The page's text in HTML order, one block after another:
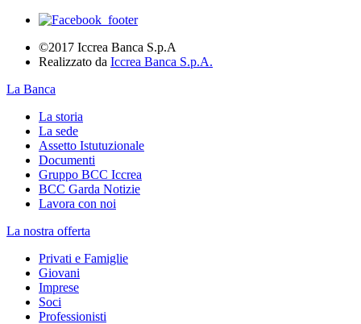
©2017 Iccrea Banca S.p.A
Realizzato da Iccrea Banca S.p.A.
La Banca
La storia
La sede
Assetto Istutuzionale
Documenti
Gruppo BCC Iccrea
BCC Garda Notizie
Lavora con noi
La nostra offerta
Privati e Famiglie
Giovani
Imprese
Soci
Professionisti